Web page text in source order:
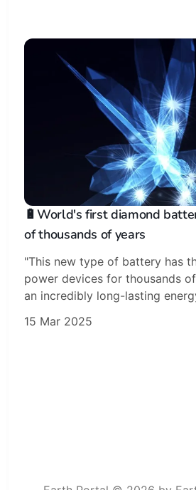
🔋World's first diamond
of thousands of years
"This new type of battery has
power devices for thousands
an incredibly long-lasting
15 Mar 2025